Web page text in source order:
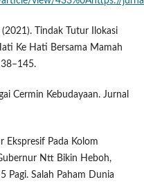
Tindak Tutur Ilokasi
Ke Hati Bersama Mamah
Cermin Kebudayaan. Jurnal
Ekspresif Pada Kolom
Ntt Bikin Heboh,
Pagi. Salah Paham Dunia